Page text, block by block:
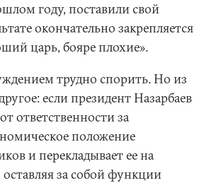
году, поставили свой
окончательно закрепляется
царь, бояре плохие».
трудно спорить. Но из
если президент Назарбаев
ответственности за
положение
и перекладывает ее на
оставляя за собой функции